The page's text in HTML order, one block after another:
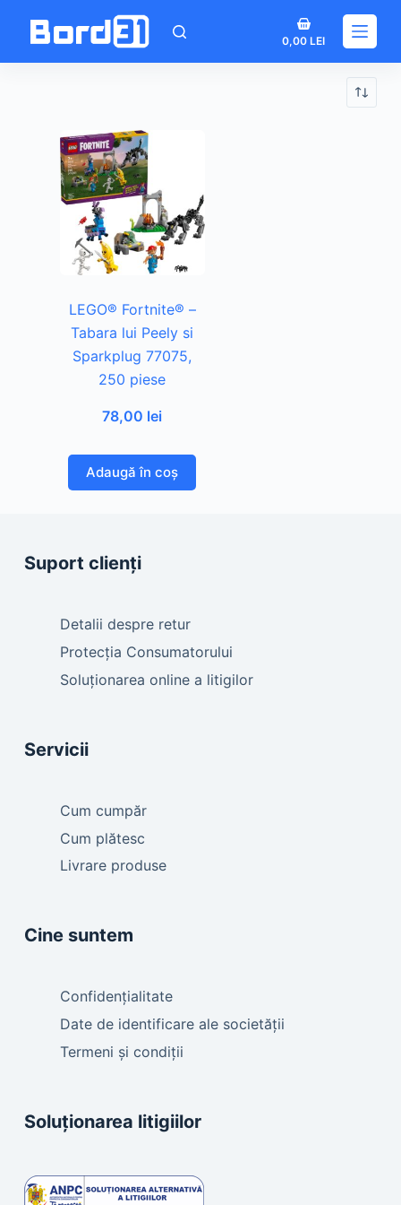
Coș
de
cumpărături
0,00LEI
LEGO® Fortnite® –
Tabara lui Peely si
Sparkplug 77075,
250 piese
78,00 lei
Adaugă în coș
Suport clienți
Detalii despre retur
Protecția Consumatorului
Soluționarea online a litigilor
Servicii
Cum cumpăr
Cum plătesc
Livrare produse
Cine suntem
Confidențialitate
Date de identificare ale societății
Termeni și condiții
Soluționarea litigiilor